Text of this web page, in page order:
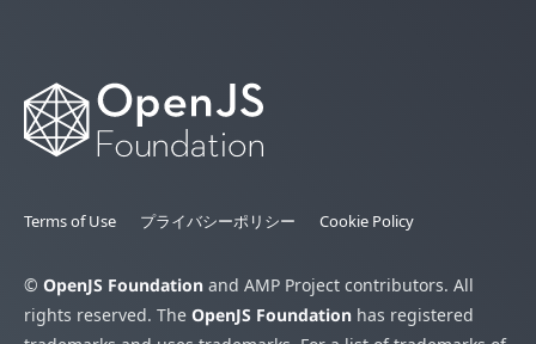
Terms of Use プライバシーポリシー Cookie Policy
© OpenJS Foundation and AMP Project contributors. All
rights reserved. The OpenJS Foundation has registered